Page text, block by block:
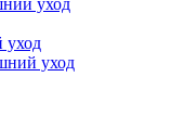
уход
уход
уход